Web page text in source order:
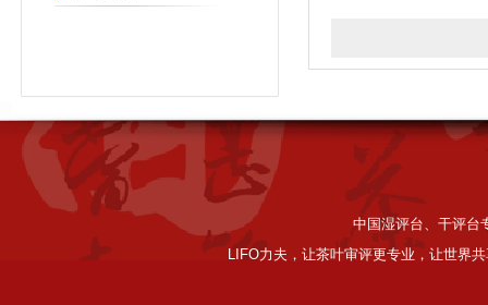
中国湿评台、干评台
LIFO力夫，让茶叶审评更专业，让世界